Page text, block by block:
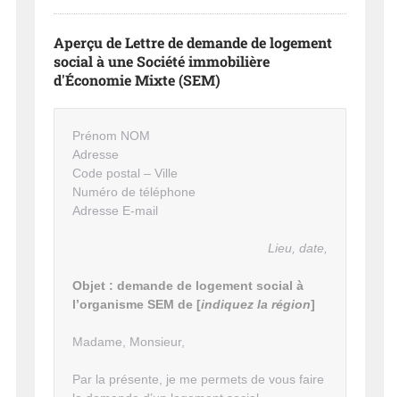
Aperçu de Lettre de demande de logement
social à une Société immobilière
d'Économie Mixte (SEM)
Prénom NOM
Adresse
Code postal – Ville
Numéro de téléphone
Adresse E-mail
Lieu, date,
Objet : demande de logement social à
l’organisme SEM de [indiquez la région]
Madame, Monsieur,
Par la présente, je me permets de vous faire